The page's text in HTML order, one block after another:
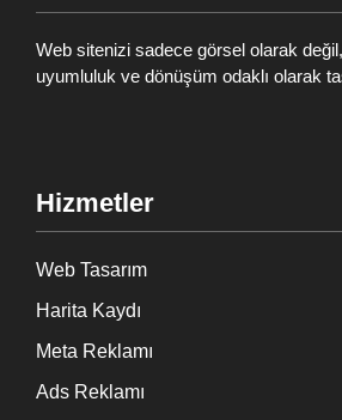
Web sitenizi sadece görsel olarak
uyumluluk ve dönüşüm odaklı olarak
Hizmetler
Web Tasarım
Harita Kaydı
Meta Reklamı
Ads Reklamı